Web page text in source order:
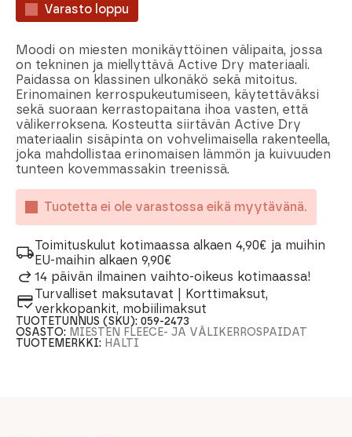
Varasto loppu
Moodi on miesten monikäyttöinen välipaita, jossa
on tekninen ja miellyttävä Active Dry materiaali.
Paidassa on klassinen ulkonäkö sekä mitoitus.
Erinomainen kerrospukeutumiseen, käytettäväksi
sekä suoraan kerrastopaitana ihoa vasten, että
välikerroksena. Kosteutta siirtävän Active Dry
materiaalin sisäpinta on vohvelimaisella rakenteella,
joka mahdollistaa erinomaisen lämmön ja kuivuuden
tunteen kovemmassakin treenissä.
Tuotetta ei ole varastossa eikä myytävänä.
Toimituskulut kotimaassa alkaen 4,90€ ja muihin
EU-maihin alkaen 9,90€
14 päivän ilmainen vaihto-oikeus kotimaassa!
Turvalliset maksutavat | Korttimaksut,
verkkopankit, mobiilimaksut
TUOTETUNNUS (SKU):059-2473
OSASTO: MIESTEN FLEECE- JA VÄLIKERROSPAIDAT
TUOTEMERKKI: HALTI